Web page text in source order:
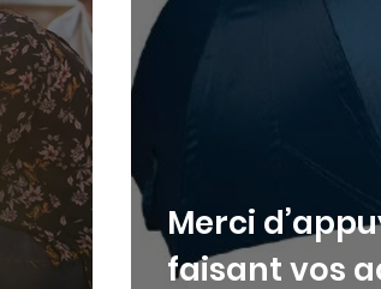
Merci
faisant vos